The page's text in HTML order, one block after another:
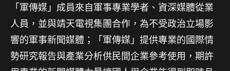
「軍傳媒」成員來自軍事專業學者、資深媒體從業
人員，並與靖天電視集團合作，為不受政治立場影
響的軍事新聞媒體；「軍傳媒」提供專業的國際情
勢研究報告與產業分析供民間企業參考使用，期許